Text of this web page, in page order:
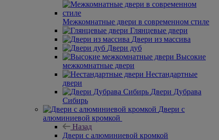
Межкомнатные двери в современном стиле
Глянцевые двери
Двери из массива
Двери дуб
Высокие
межкомнатные двери
Нестандартные
двери
Двери Дубрава
Сибирь
Двери с
алюминиевой кромкой
Назад
Двери с алюминиевой кромкой